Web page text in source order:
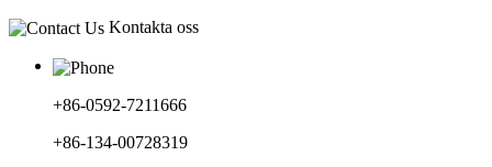
Kontakta oss
+86-0592-7211666
+86-134-00728319